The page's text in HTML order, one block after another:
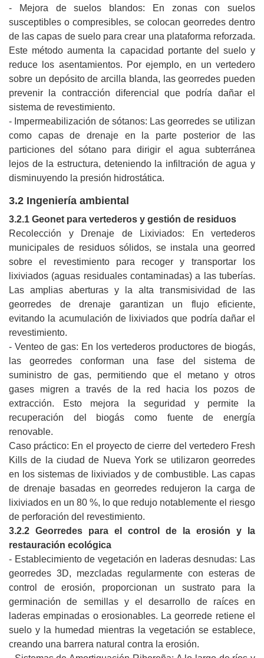
- Mejora de suelos blandos: En zonas con suelos
susceptibles o compresibles, se colocan georredes dentro
de las capas de suelo para crear una plataforma reforzada.
Este método aumenta la capacidad portante del suelo y
reduce los asentamientos. Por ejemplo, en un vertedero
sobre un depósito de arcilla blanda, las georredes pueden
prevenir la contracción diferencial que podría dañar el
sistema de revestimiento.
- Impermeabilización de sótanos: Las georredes se utilizan
como capas de drenaje en la parte posterior de las
particiones del sótano para dirigir el agua subterránea
lejos de la estructura, deteniendo la infiltración de agua y
disminuyendo la presión hidrostática.
3.2 Ingeniería ambiental
3.2.1 Geonet para vertederos y gestión de residuos
Recolección y Drenaje de Lixiviados: En vertederos
municipales de residuos sólidos, se instala una georred
sobre el revestimiento para recoger y transportar los
lixiviados (aguas residuales contaminadas) a las tuberías.
Las amplias aberturas y la alta transmisividad de las
georredes de drenaje garantizan un flujo eficiente,
evitando la acumulación de lixiviados que podría dañar el
revestimiento.
- Venteo de gas: En los vertederos productores de biogás,
las georredes conforman una fase del sistema de
suministro de gas, permitiendo que el metano y otros
gases migren a través de la red hacia los pozos de
extracción. Esto mejora la seguridad y permite la
recuperación del biogás como fuente de energía
renovable.
Caso práctico: En el proyecto de cierre del vertedero Fresh
Kills de la ciudad de Nueva York se utilizaron georredes
en los sistemas de lixiviados y de combustible. Las capas
de drenaje basadas en georredes redujeron la carga de
lixiviados en un 80 %, lo que redujo notablemente el riesgo
de perforación del revestimiento.
3.2.2 Georredes para el control de la erosión y la
restauración ecológica
- Establecimiento de vegetación en laderas desnudas: Las
georredes 3D, mezcladas regularmente con esteras de
control de erosión, proporcionan un sustrato para la
germinación de semillas y el desarrollo de raíces en
laderas empinadas o erosionables. La georrede retiene el
suelo y la humedad mientras la vegetación se establece,
creando una barrera natural contra la erosión.